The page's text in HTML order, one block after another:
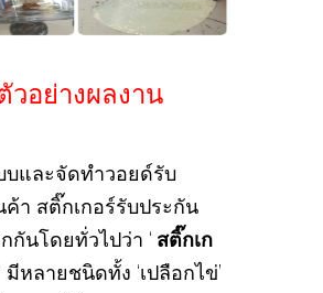
วอย่างผลงาน
บและจัดทำวอยด์รับ
า สติ๊กเกอร์รับประกัน
กันโดยทั่วไปว่า ‘ สติ๊กเก
‘ มีหลายชนิดทั้ง ‘เปลือกไข่’